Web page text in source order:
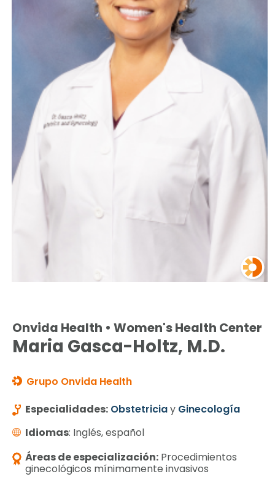
Onvida Health • Women's Health Center
Maria Gasca-Holtz, M.D.
Grupo Onvida Health
Especialidades: Obstetriciay Ginecología
Idiomas: Inglés, español
Áreas de especialización: Procedimientos
ginecológicos mínimamente invasivos